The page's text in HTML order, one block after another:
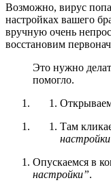
Возможно, вирус
настройках вашего
вручную очень
восстановим
Это нужно
помогло.
Там
Опускаемся в
настройки”.